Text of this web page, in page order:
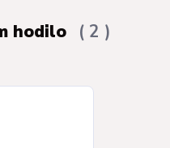
hodilo 2